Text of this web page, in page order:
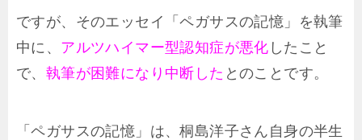
ですが、そのエッセイ「ペガサスの記憶」を執筆
中に、 アルツハイマー型認知症が悪化 したこと
で、 執筆が困難になり中断した とのことです。
「ペガサスの記憶」は、桐島洋子さん自身の半生